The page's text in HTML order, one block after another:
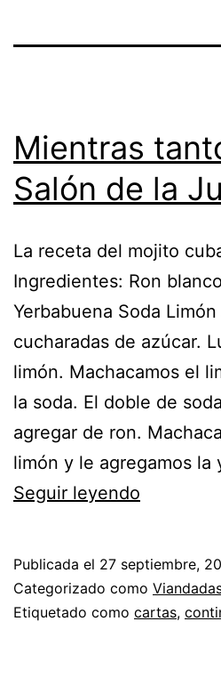
Mientras
Salón de la
La receta del mojito
Ingredientes: Ron
Yerbabuena Soda
cucharadas de azúcar.
limón. Machacamos el
la soda. El doble de
agregar de ron.
limón y le agregamos la
Seguir leyendo
el
Salón
Publicada el 27 septiembre,
Categorizado como
Etiquetado como cartas,